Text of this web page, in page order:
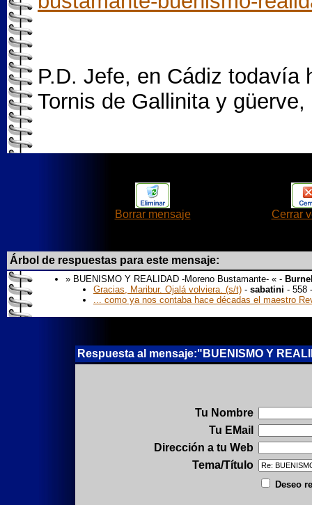
P.D. Jefe, en Cádiz todavía
Tornis de Gallinita y
Borrar mensaje Cerrar
Árbol de respuestas para este mensaje:
» BUENISMO Y REALIDAD -Moreno Bustamante- « -
Gracias, Maribur. Ojalá volviera. (s/t) - sabatini - 558
... como ya nos contaba hace décadas el maestro
Respuesta al mensaje:"BUENISMO Y
Tu Nombre
Tu EMail
Dirección a tu Web
Tema/Título
Deseo